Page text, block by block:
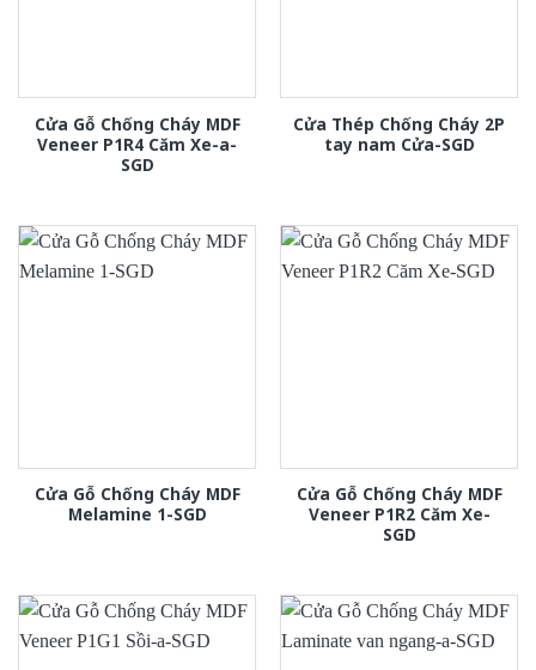
Cửa Gỗ Chống Cháy MDF
Veneer P1R4 Căm Xe-a-
SGD
Cửa Thép Chống Cháy 2P
tay nam Cửa-SGD
Cửa Gỗ Chống Cháy MDF
Melamine 1-SGD
Cửa Gỗ Chống Cháy MDF
Veneer P1R2 Căm Xe-
SGD